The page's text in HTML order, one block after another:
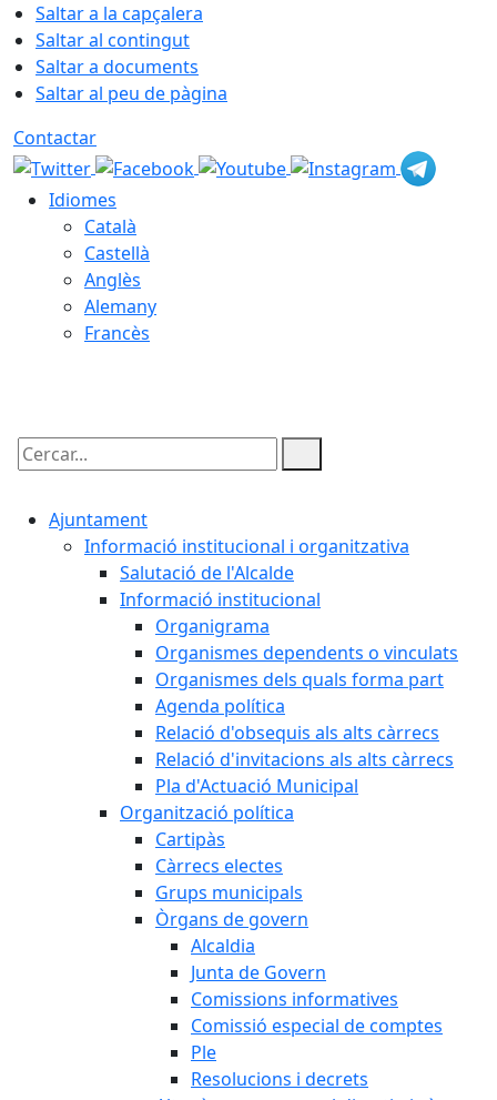
Saltar a la capçalera
Saltar al contingut
Saltar a documents
Saltar al peu de pàgina
Contactar
Idiomes
Català
Castellà
Anglès
Alemany
Francès
Cercar:
Ajuntament
Informació institucional i organitzativa
Salutació de l'Alcalde
Informació institucional
Organigrama
Organismes dependents o vinculats
Organismes dels quals forma part
Agenda política
Relació d'obsequis als alts càrrecs
Relació d'invitacions als alts càrrecs
Pla d'Actuació Municipal
Organització política
Cartipàs
Càrrecs electes
Grups municipals
Òrgans de govern
Alcaldia
Junta de Govern
Comissions informatives
Comissió especial de comptes
Ple
Resolucions i decrets